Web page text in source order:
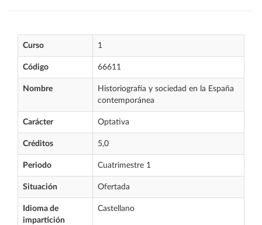
Curso 1
Código 66611
Nombre
Historiografía y sociedad en la España
contemporánea
Carácter Optativa
Créditos 5,0
Periodo Cuatrimestre 1
Situación Ofertada
Idioma de
impartición
Castellano